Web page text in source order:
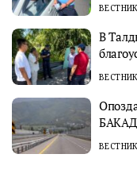
В
БАКАД